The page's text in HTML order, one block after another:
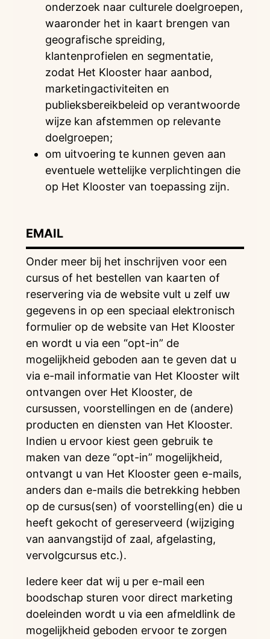
onderzoek naar culturele doelgroepen,
waaronder het in kaart brengen van
geografische spreiding,
klantenprofielen en segmentatie,
zodat Het Klooster haar aanbod,
marketingactiviteiten en
publieksbereikbeleid op verantwoorde
wijze kan afstemmen op relevante
doelgroepen;
om uitvoering te kunnen geven aan
eventuele wettelijke verplichtingen die
op Het Klooster van toepassing zijn.
EMAIL
Onder meer bij het inschrijven voor een
cursus of het bestellen van kaarten of
reservering via de website vult u zelf uw
gegevens in op een speciaal elektronisch
formulier op de website van Het Klooster
en wordt u via een “opt-in” de
mogelijkheid geboden aan te geven dat u
via e-mail informatie van Het Klooster wilt
ontvangen over Het Klooster, de
cursussen, voorstellingen en de (andere)
producten en diensten van Het Klooster.
Indien u ervoor kiest geen gebruik te
maken van deze “opt-in” mogelijkheid,
ontvangt u van Het Klooster geen e-mails,
anders dan e-mails die betrekking hebben
op de cursus(sen) of voorstelling(en) die u
heeft gekocht of gereserveerd (wijziging
van aanvangstijd of zaal, afgelasting,
vervolgcursus etc.).
Iedere keer dat wij u per e-mail een
boodschap sturen voor direct marketing
doeleinden wordt u via een afmeldlink de
mogelijkheid geboden ervoor te zorgen